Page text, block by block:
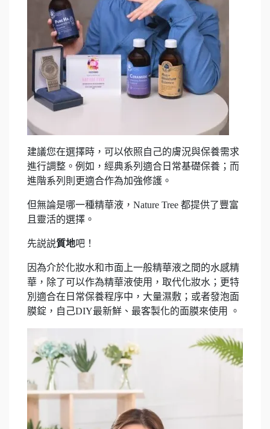
建議您在選擇時，可以依照自己的膚況與保養需求
進行調整。例如，經典系列適合日常基礎保養；而
進階系列則更適合作為加強修護。
但無論是哪一種精華液，Nature Tree 都提供了豐富
且靈活的選擇。
先説説質地吧！
因為介於化妝水和市面上一般精華液之間的水感精
華，除了可以作為精華液使用，取代化妝水；更特
別適合在日常保養程序中，大量濕敷；或者發泡面
膜錠，自己DIY最新鮮、最客製化的面膜來使用 。